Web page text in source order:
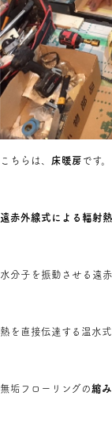
こちらは、 床暖房 です。
遠赤外線式による輻射
水分子を振動させる遠赤
熱を直接伝達する温水
無垢フローリングの縮